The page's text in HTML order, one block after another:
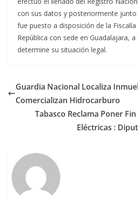
con sus datos y posteriormente
fue puesto a disposición de la Fiscalía
República con sede en Guadalajara,
determine su situación legal.
Guardia Nacional Localiza
Comercializan Hidrocarburo
Tabasco Reclama Poner
Eléctricas :